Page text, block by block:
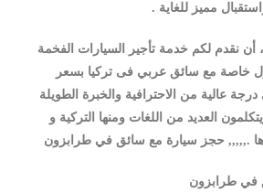
مميز للغاية .
أن نقدم لكم خدمة تأجير السيارات الفخمة
خاصة مع سائق عربي فى تركيا بسعر
عالية من الاحترافية والخبرة الطويلة
العديد من اللغات ومنها التركية و
.,,,,, حجز سيارة مع سائق في طرابزون
في طرابزون